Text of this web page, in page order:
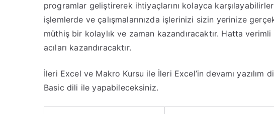
programlar geliştirerek ihtiyaçlarını kolayca
işlemlerde ve çalışmalarınızda işlerinizi sizin yerinize
müthiş bir kolaylık ve zaman kazandıracaktır. Hatta verimli
acıları kazandıracaktır.
İleri Excel ve Makro Kursu ile İleri Excel’in devamı yazılım
Basic dili ile yapabileceksiniz.